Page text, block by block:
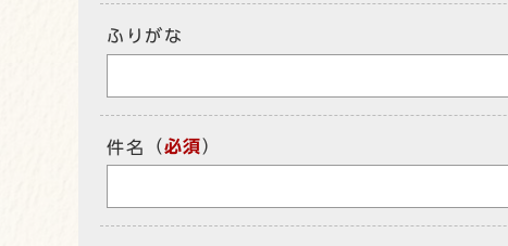
ふりがな
件名 （必須）